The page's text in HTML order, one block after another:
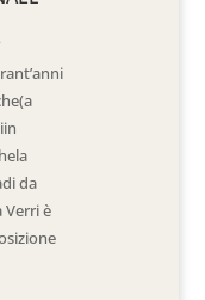
da
Verri è